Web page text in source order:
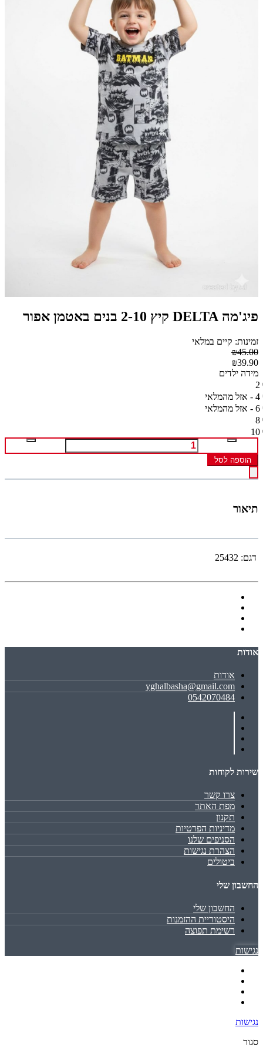
פיג'מה DELTA קיץ 2-10 בנים באטמן אפור
זמינות: קיים במלאי
₪45.00
₪39.90
מידה ילדים
2
4 - אזל מהמלאי
6 - אזל מהמלאי
8
10
הוספה לסל
תיאור
דגם: 25432
אודות
אודות
yghalbasha@gmail.com
0542070484
שירות לקוחות
צרו קשר
מפת האתר
תקנון
מדיניות הפרטיות
הסניפים שלנו
הצהרת נגישות
ביטולים
החשבון שלי
החשבון שלי
היסטוריית ההזמנות
רשימת תפוצה
נגישות
נגישות
סגור